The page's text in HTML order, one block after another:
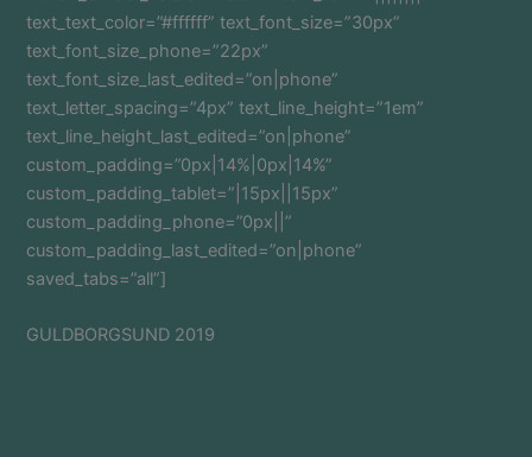
text_text_color=”#ffffff” text_font_size=”30px”
text_font_size_phone=”22px”
text_font_size_last_edited=”on|phone”
text_letter_spacing=”4px” text_line_height=”1em”
text_line_height_last_edited=”on|phone”
custom_padding=”0px|14%|0px|14%”
custom_padding_tablet=”|15px||15px”
custom_padding_phone=”0px||”
custom_padding_last_edited=”on|phone”
saved_tabs=”all”]
GULDBORGSUND 2019